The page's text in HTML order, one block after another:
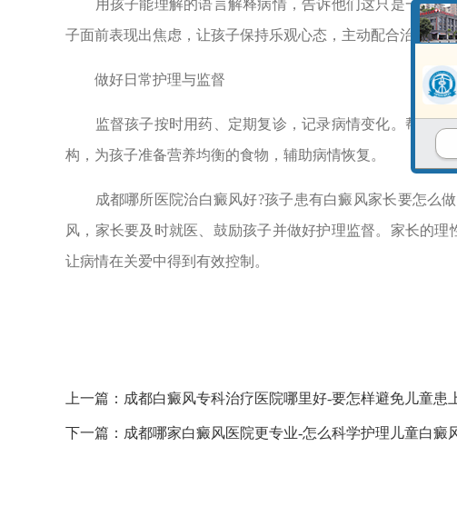
用孩子能理解的语言解释病情，告诉他们这只是一种皮
子面前表现出焦虑，让孩子保持乐观心态，主动配合治疗。
做好日常护理与监督
监督孩子按时用药、定期复诊，记录病情变化。帮助孩
构，为孩子准备营养均衡的食物，辅助病情恢复。
成都哪所医院治白癜风好?孩子患有白癜风家长要怎么做
风，家长要及时就医、鼓励孩子并做好护理监督。家长的
让病情在关爱中得到有效控制。
上一篇： 成都白癜风专科治疗医院哪里好-要怎样避免儿童患
下一篇： 成都哪家白癜风医院更专业-怎么科学护理儿童白癜